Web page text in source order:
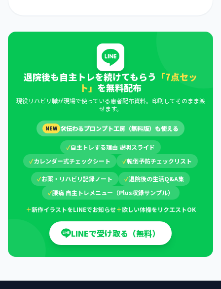
退院後も自主トレを続けてもらう 「7点セッ
ト」 を無料配布
現役リハビリ職が現場で使っている患者配布資料。印刷してそのまま渡
せます。
NEW 🛠伝わるプロンプト工房（無料版）も使える
✓自主トレする理由 説明スライド
✓カレンダー式チェックシート ✓転倒予防チェックリスト
✓お薬・リハビリ記録ノート ✓退院後の生活Q&A集
✓腰痛 自主トレメニュー（Plus収録サンプル）
＋新作イラストをLINEでお知らせ＋欲しい体操をリクエストOK
LINEで受け取る（無料）